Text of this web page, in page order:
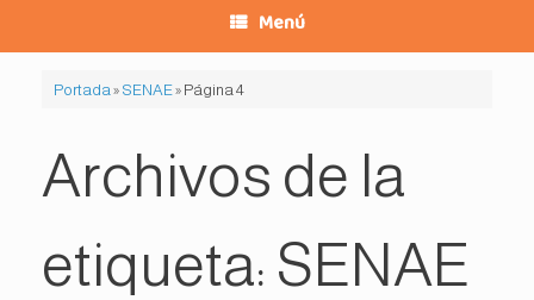
Menú
Portada » SENAE» Página 4
Archivos de la
etiqueta: SENAE